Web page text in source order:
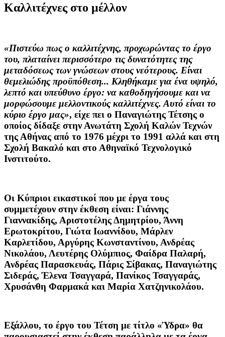
Καλλιτέχνες στο μέλλον
«Πιστεύω πως ο καλλιτέχνης, προχωρώντας το έργο
του, πλαταίνει περισσότερο τις δυνατότητες της
μεταδόσεως των γνώσεων στους νεότερους. Είναι
θεμελιώδης προϋπόθεση... Κληθήκαμε για ένα υψηλό,
λεπτό και υπεύθυνο έργο: να καθοδηγήσουμε και να
μορφώσουμε μελλοντικούς καλλιτέχνες. Αυτό είναι το
κύριο έργο μας», είχε πει ο Παναγιώτης Τέτσης ο
οποίος δίδαξε στην Ανωτάτη Σχολή Καλών Τεχνών
της Αθήνας από το 1976 μέχρι το 1991 αλλά και στη
Σχολή Βακαλό και στο Αθηναϊκό Τεχνολογικό
Ινστιτούτο.
Οι Κύπριοι εικαστικοί που με έργα τους
συμμετέχουν στην έκθεση είναι: Γιάννης
Γιαννακίδης, Αριστοτέλης Δημητρίου, Άννη
Ερωτοκρίτου, Γιώτα Ιωαννίδου, Μάρλεν
Καρλετίδου, Αργύρης Κωνσταντίνου, Ανδρέας
Νικολάου, Λευτέρης Ολύμπιος, Φαίδρα Παλαρή,
Ανδρέας Παρασκευάς, Πάρις Σίβακας, Παναγιώτης
Σιδεράς, Έλενα Τσαγγαρά, Πανίκος Τσαγγαράς,
Χρυσάνθη Φαρμακά και Μαρία Χατζηνικολάου.
Εξάλλου, το έργο του Τέτση με τίτλο «Ύδρα» θα